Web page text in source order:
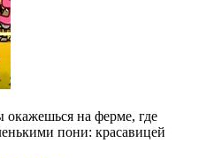
на ферме, где
пони: красавицей